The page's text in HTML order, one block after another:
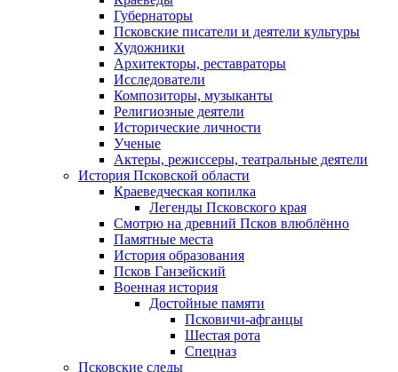
Губернаторы
Псковские писатели и деятели культуры
Художники
Архитекторы, реставраторы
Исследователи
Композиторы, музыканты
Религиозные деятели
Исторические личности
Ученые
Актеры, режиссеры, театральные деятели
История Псковской области
Краеведческая копилка
Легенды Псковского края
Смотрю на древний Псков влюблённо
Памятные места
История образования
Псков Ганзейский
Военная история
Достойные памяти
Псковичи-афганцы
Шестая рота
Спецназ
Псковские следы